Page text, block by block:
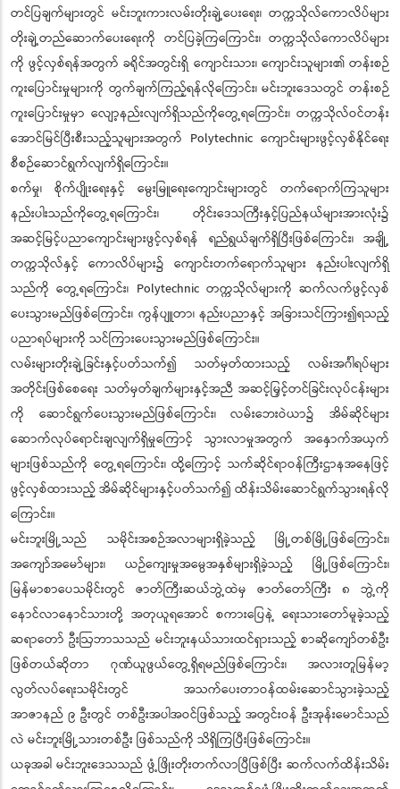
တင်ပြချက်များတွင် မင်းဘူးကားလမ်းတိုးချဲ့ပေးရေး၊ တက္ကသိုလ်ကောလိပ်များ
တိုးချဲ့တည်ဆောက်ပေးရေးကို တင်ပြခဲ့ကြကြောင်း၊ တက္ကသိုလ်ကောလိပ်များ
ကို ဖွင့်လှစ်ရန်အတွက် ခရိုင်အတွင်းရှိ ကျောင်းသား၊ ကျောင်းသူများ၏ တန်းစဉ်
ကူးပြောင်းမှုများကို တွက်ချက်ကြည့်ရန်လိုကြောင်း၊ မင်းဘူးဒေသတွင် တန်းစဉ်
ကူးပြောင်းမှုမှာ လျော့နည်းလျက်ရှိသည်ကိုတွေ့ရကြောင်း၊ တက္ကသိုလ်ဝင်တန်း
အောင်မြင်ပြီးစီးသည့်သူများအတွက် Polytechnic ကျောင်းများဖွင့်လှစ်နိုင်ရေး
စီစဉ်ဆောင်ရွက်လျက်ရှိကြောင်း။
စက်မှု၊ စိုက်ပျိုးရေးနှင့် မွေးမြူရေးကျောင်းများတွင် တက်ရောက်ကြသူများ
နည်းပါးသည်ကိုတွေ့ရကြောင်း၊ တိုင်းဒေသကြီးနှင့်ပြည်နယ်များအားလုံး၌
အဆင့်မြင့်ပညာကျောင်းများဖွင့်လှစ်ရန် ရည်ရွယ်ချက်ရှိပြီးဖြစ်ကြောင်း၊ အချို့
တက္ကသိုလ်နှင့် ကောလိပ်များ၌ ကျောင်းတက်ရောက်သူများ နည်းပါးလျက်ရှိ
သည်ကို တွေ့ရကြောင်း၊ Polytechnic တက္ကသိုလ်များကို ဆက်လက်ဖွင့်လှစ်
ပေးသွားမည်ဖြစ်ကြောင်း၊ ကွန်ပျူတာ၊ နည်းပညာနှင့် အခြားသင်ကြား၍ရသည့်
ပညာရပ်များကို သင်ကြားပေးသွားမည်ဖြစ်ကြောင်း။
လမ်းများတိုးချဲ့ခြင်းနှင့်ပတ်သက်၍ သတ်မှတ်ထားသည့် လမ်းအင်္ဂါရပ်များ
အတိုင်းဖြစ်စေရေး သတ်မှတ်ချက်များနှင့်အညီ အဆင့်မြှင့်တင်ခြင်းလုပ်ငန်းများ
ကို ဆောင်ရွက်ပေးသွားမည်ဖြစ်ကြောင်း၊ လမ်းဘေးဝဲယာ၌ အိမ်ဆိုင်များ
ဆောက်လုပ်ရောင်းချလျက်ရှိမှုကြောင့် သွားလာမှုအတွက် အနှောက်အယှက်
များဖြစ်သည်ကို တွေ့ရကြောင်း၊ ထို့ကြောင့် သက်ဆိုင်ရာဝန်ကြီးဌာနအနေဖြင့်
ဖွင့်လှစ်ထားသည့် အိမ်ဆိုင်များနှင့်ပတ်သက်၍ ထိန်းသိမ်းဆောင်ရွက်သွားရန်လို
ကြောင်း။
မင်းဘူးမြို့သည် သမိုင်းအစဉ်အလာများရှိခဲ့သည့် မြို့တစ်မြို့ဖြစ်ကြောင်း၊
အကျော်အမော်များ၊ ယဉ်ကျေးမှုအမွေအနှစ်များရှိခဲ့သည့် မြို့ဖြစ်ကြောင်း၊
မြန်မာစာပေသမိုင်းတွင် ဇာတ်ကြီးဆယ်ဘွဲ့ထဲမှ ဇာတ်တော်ကြီး ၈ ဘွဲ့ကို
နောင်လာနောင်သားတို့ အတုယူရအောင် စကားပြေနဲ့ ရေးသားတော်မူခဲ့သည့်
ဆရာတော် ဦးဩဘာသသည် မင်းဘူးနယ်သားထင်ရှားသည့် စာဆိုကျော်တစ်ဦး
ဖြစ်တယ်ဆိုတာ ဂုဏ်ယူဖွယ်တွေ့ရှိရမည်ဖြစ်ကြောင်း၊ အလားတူမြန်မာ့
လွတ်လပ်ရေးသမိုင်းတွင် အသက်ပေးတာဝန်ထမ်းဆောင်သွားခဲ့သည့်
အာဇာနည် ၉ ဦးတွင် တစ်ဦးအပါအဝင်ဖြစ်သည့် အတွင်းဝန် ဦးအုန်းမောင်သည်
လဲ မင်းဘူးမြို့သားတစ်ဦး ဖြစ်သည်ကို သိရှိကြပြီးဖြစ်ကြောင်း။
ယခုအခါ မင်းဘူးဒေသသည် ဖွံ့ဖြိုးတိုးတက်လာပြီဖြစ်ပြီး ဆက်လက်ထိန်းသိမ်း